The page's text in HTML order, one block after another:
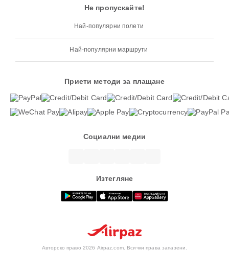
Не пропускайте!
Най-популярни полети
Най-популярни маршрути
Приети методи за плащане
Социални медии
Изтегляне
Авторско право 2026 Airpaz.com. Всички права запазени.